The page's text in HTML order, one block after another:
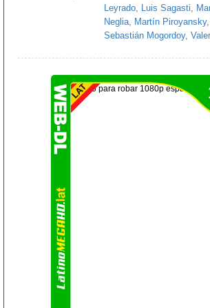
Leyrado
Luis Sagasti
Neglia
Martín Piroyansky,
Sebastián Mogordoy,